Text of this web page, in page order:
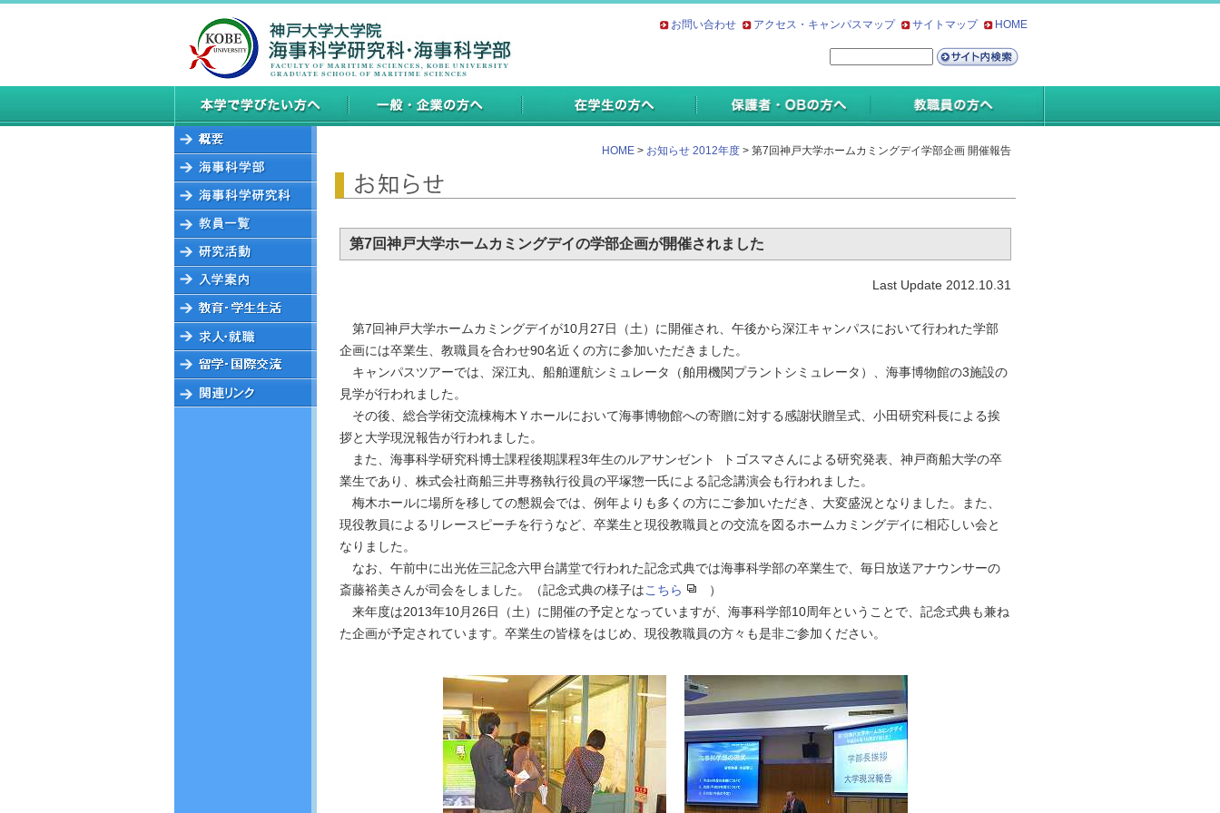
お問い合わせ アクセス・キャンパスマップ サイトマップ HOME
HOME > お知らせ 2012年度 > 第7回神戸大学ホームカミングデイ学部企画 開催報告
第7回神戸大学ホームカミングデイの学部企画が開催されました
Last Update 2012.10.31
第7回神戸大学ホームカミングデイが10月27日（土）に開催され、午後から深江キャンパスにおいて行われた学部
企画には卒業生、教職員を合わせ90名近くの方に参加いただきました。
キャンパスツアーでは、深江丸、船舶運航シミュレータ（舶用機関プラントシミュレータ）、海事博物館の3施設の
見学が行われました。
その後、総合学術交流棟梅木Ｙホールにおいて海事博物館への寄贈に対する感謝状贈呈式、小田研究科長による挨
拶と大学現況報告が行われました。
また、海事科学研究科博士課程後期課程3年生のルアサンゼント トゴスマさんによる研究発表、神戸商船大学の卒
業生であり、株式会社商船三井専務執行役員の平塚惣一氏による記念講演会も行われました。
梅木ホールに場所を移しての懇親会では、例年よりも多くの方にご参加いただき、大変盛況となりました。また、
現役教員によるリレースピーチを行うなど、卒業生と現役教職員との交流を図るホームカミングデイに相応しい会と
なりました。
なお、午前中に出光佐三記念六甲台講堂で行われた記念式典では海事科学部の卒業生で、毎日放送アナウンサーの
斎藤裕美さんが司会をしました。（記念式典の様子はこちら
）
来年度は2013年10月26日（土）に開催の予定となっていますが、海事科学部10周年ということで、記念式典も兼ね
た企画が予定されています。卒業生の皆様をはじめ、現役教職員の方々も是非ご参加ください。